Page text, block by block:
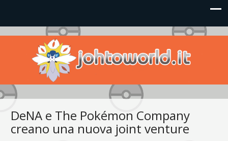
Johto World
Le novità più frizzanti dall'universo Pokémon e Nintendo
DeNA e The Pokémon Company
creano una nuova joint venture